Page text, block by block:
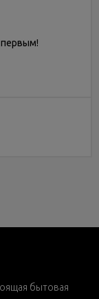
бытовая